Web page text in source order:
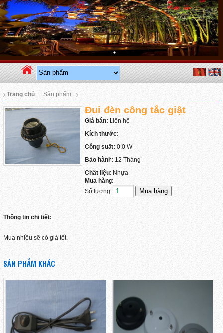
Trang chủ Sản phẩm
Đui đèn công tắc giật
Giá bán: Liên hệ
Kích thước:
Công suất: 0.0 W
Bảo hành: 12 Tháng
Chất liệu: Nhựa
Mua hàng:
Số lượng:
Thông tin chi tiết:
Mua nhiều sẽ có giá tốt.
SẢN PHẨM KHÁC